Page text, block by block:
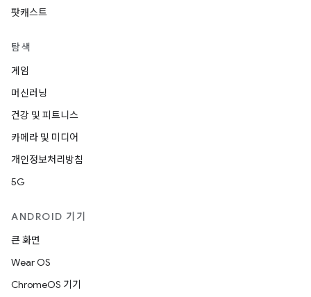
팟캐스트
탐색
게임
머신러닝
건강 및 피트니스
카메라 및 미디어
개인정보처리방침
5G
ANDROID 기기
큰 화면
Wear OS
ChromeOS 기기